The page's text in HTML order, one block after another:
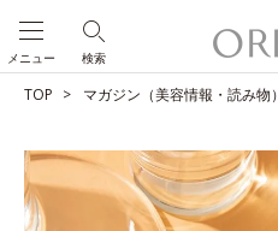
検索
メニュー
TOP マガジン（美容情報・読み物）